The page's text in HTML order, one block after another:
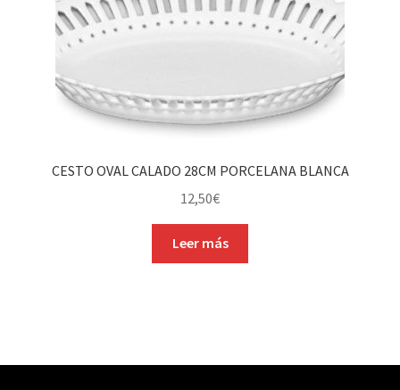
CESTO OVAL CALADO 28CM PORCELANA BLANCA
12,50€
Leer más